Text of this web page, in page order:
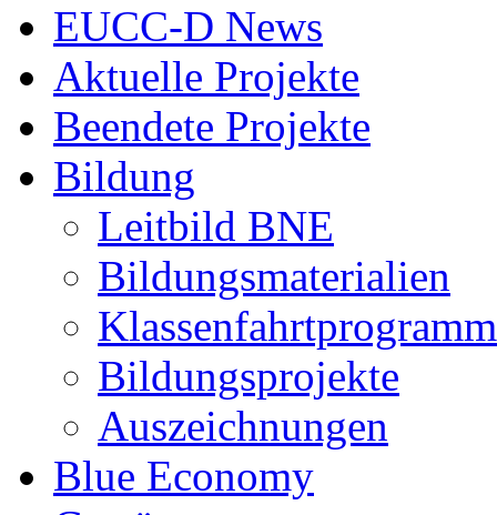
EUCC-D News
Aktuelle Projekte
Beendete Projekte
Bildung
Leitbild BNE
Bildungsmaterialien
Klassenfahrtprogramm
Bildungsprojekte
Auszeichnungen
Blue Economy